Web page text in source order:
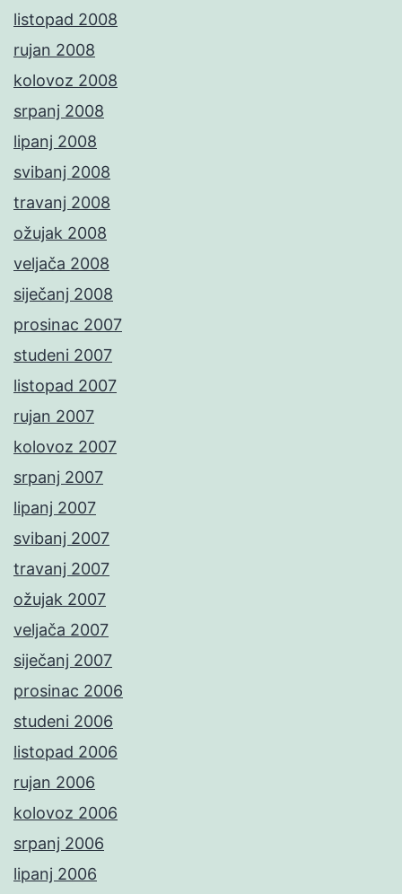
listopad 2008
rujan 2008
kolovoz 2008
srpanj 2008
lipanj 2008
svibanj 2008
travanj 2008
ožujak 2008
veljača 2008
siječanj 2008
prosinac 2007
studeni 2007
listopad 2007
rujan 2007
kolovoz 2007
srpanj 2007
lipanj 2007
svibanj 2007
travanj 2007
ožujak 2007
veljača 2007
siječanj 2007
prosinac 2006
studeni 2006
listopad 2006
rujan 2006
kolovoz 2006
srpanj 2006
lipanj 2006